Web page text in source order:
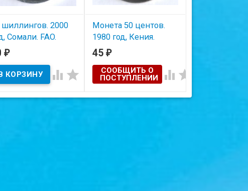
шиллингов. 2000
Сомали. FAO.
В наличии
на скане.
₽
 
Монета 50 центов.
1980 год, Кения.
Состояние на скане.
45 ₽
СООБЩИТЬ О
ПОСТУПЛЕНИИ
 